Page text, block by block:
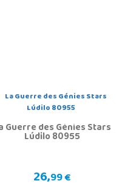
Guerre des Génies Stars
Lúdilo 80955
26,99 €